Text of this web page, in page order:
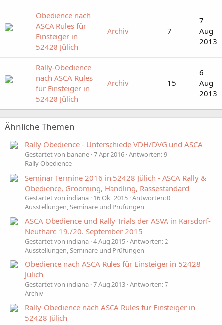
Obedience nach
ASCA Rules für
Einsteiger in
52428 Jülich
Archiv 7
7
Aug
2013
Rally-Obedience
nach ASCA Rules
für Einsteiger in
52428 Jülich
Archiv 15
6
Aug
2013
Ähnliche Themen
Rally Obedience - Unterschiede VDH/DVG und ASCA
Gestartet von banane 7 Apr 2016 Antworten: 9
Rally Obedience
Seminar Termine 2016 in 52428 Jülich - ASCA Rally &
Obedience, Grooming, Handling, Rassestandard
Gestartet von indiana 16 Okt 2015 Antworten: 0
Ausstellungen, Seminare und Prüfungen
ASCA Obedience und Rally Trials der ASVA in Karsdorf-
Neuthard 19./20. September 2015
Gestartet von indiana 4 Aug 2015 Antworten: 2
Ausstellungen, Seminare und Prüfungen
Obedience nach ASCA Rules für Einsteiger in 52428
Jülich
Gestartet von indiana 7 Aug 2013 Antworten: 7
Archiv
Rally-Obedience nach ASCA Rules für Einsteiger in
52428 Jülich